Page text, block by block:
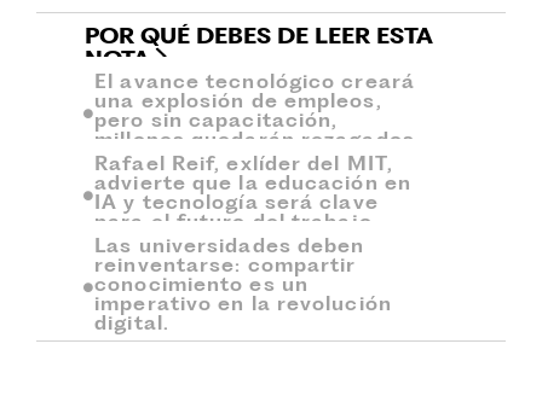
POR QUÉ DEBES DE LEER ESTA
NOTA
El avance tecnológico creará
una explosión de empleos,
pero sin capacitación,
millones quedarán rezagados.
Rafael Reif, exlíder del MIT,
advierte que la educación en
IA y tecnología será clave
para el futuro del trabajo.
Las universidades deben
reinventarse: compartir
conocimiento es un
imperativo en la revolución
digital.